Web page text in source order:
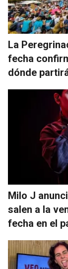
La
fecha
dónde
Milo J
salen a la
fecha en el